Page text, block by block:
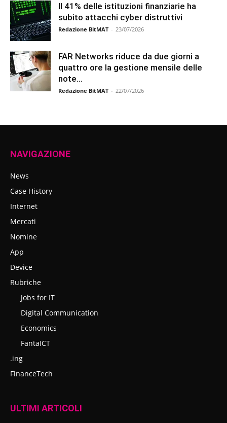
Il 41% delle istituzioni finanziarie ha
subito attacchi cyber distruttivi
Redazione BitMAT - 23/07/2026
FAR Networks riduce da due giorni a
quattro ore la gestione mensile delle
note...
Redazione BitMAT - 22/07/2026
NAVIGAZIONE
News
Case History
Internet
Mercati
Nomine
App
Device
Rubriche
Jobs for IT
Digital Communication
Economics
FantaICT
.ing
FinanceTech
ULTIMI ARTICOLI